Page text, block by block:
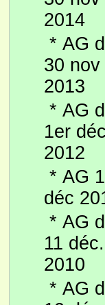
2014
* AG
30 nov
2013
* AG
1er déc
2012
* AG
déc
* AG
11 déc.
2010
* AG